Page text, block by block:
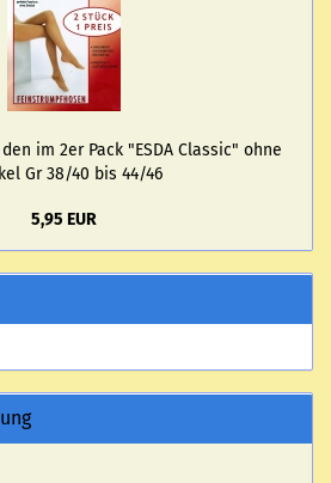
im 2er Pack "ESDA Clas­sic" ohne
Gr 38/40 bis 44/46
5,95 EUR